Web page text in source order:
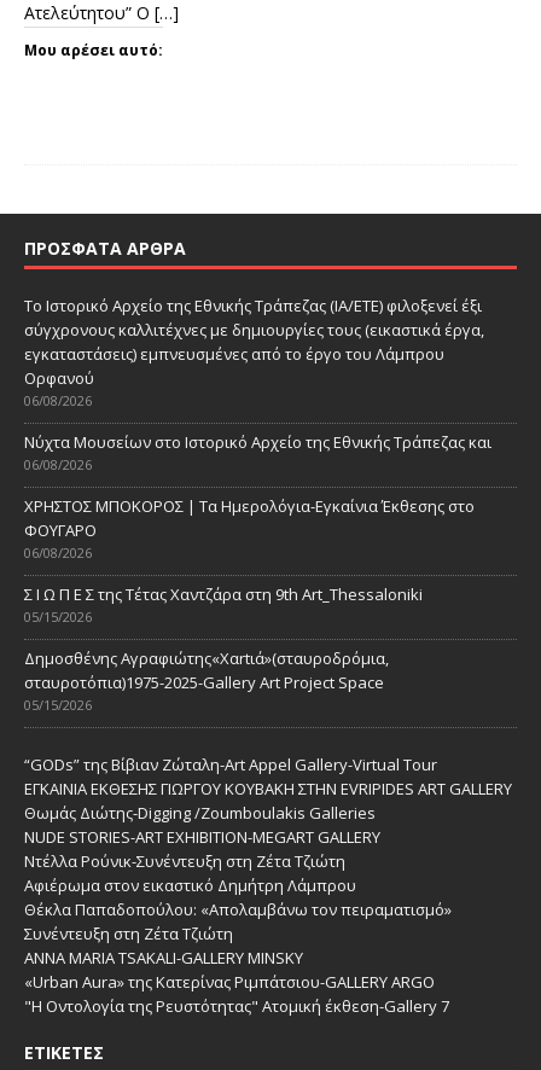
Ατελεύτητου” Ο […]
Μου αρέσει αυτό:
ΠΡΌΣΦΑΤΑ ΆΡΘΡΑ
Το Ιστορικό Αρχείο της Εθνικής Τράπεζας (ΙΑ/ΕΤΕ) φιλοξενεί έξι
σύγχρονους καλλιτέχνες με δημιουργίες τους (εικαστικά έργα,
εγκαταστάσεις) εμπνευσμένες από το έργο του Λάμπρου
Ορφανού
06/08/2026
Νύχτα Μουσείων στο Ιστορικό Αρχείο της Εθνικής Τράπεζας και
06/08/2026
ΧΡΗΣΤΟΣ ΜΠΟΚΟΡΟΣ | Τα Ημερολόγια-Εγκαίνια Έκθεσης στο
ΦΟΥΓΑΡΟ
06/08/2026
Σ Ι Ω Π Ε Σ της Τέτας Χαντζάρα στη 9th Art_Thessaloniki
05/15/2026
Δημοσθένης Αγραφιώτης«Xαrtιά»(σταυροδρόμια,
σταυροτόπια)1975-2025-Gallery Art Project Space
05/15/2026
“GODs” της Βίβιαν Ζώταλη-Art Appel Gallery-Virtual Tour
ΕΓΚΑΙΝΙΑ ΕΚΘΕΣΗΣ ΓΙΩΡΓΟΥ ΚΟΥΒΑΚΗ ΣΤΗΝ EVRIPIDES ART GALLERY
Θωμάς Διώτης-Digging /Zoumboulakis Galleries
NUDE STORIES-ΑRT EXHIBITION-MEGART GALLERY
Ντέλλα Ρούνικ-Συνέντευξη στη Ζέτα Τζιώτη
Αφιέρωμα στον εικαστικό Δημήτρη Λάμπρου
Θέκλα Παπαδοπούλου: «Απολαμβάνω τον πειραματισμό»
Συνέντευξη στη Ζέτα Τζιώτη
ANNA MARIA TSAKALI-GALLERY MINSKY
«Urban Aura» της Κατερίνας Ριμπάτσιου-GALLERY ARGO
"Η Οντολογία της Ρευστότητας" Ατομική έκθεση-Gallery 7
ΕΤΙΚΈΤΕΣ